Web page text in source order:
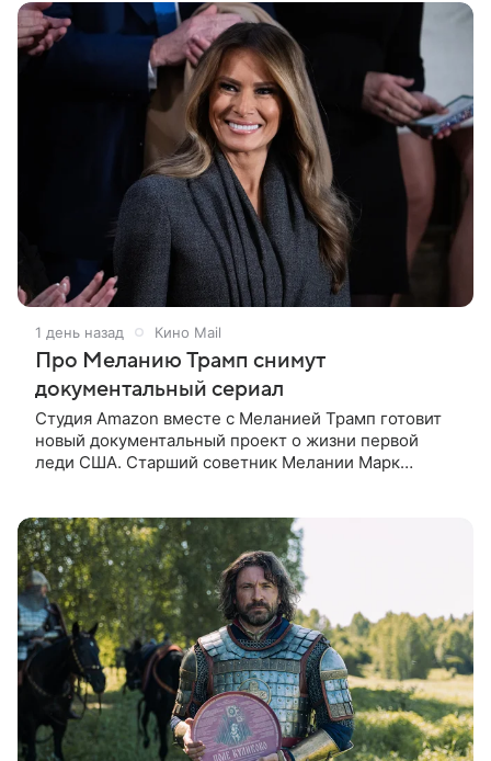
1 день назад Кино Mail
Про Меланию Трамп снимут
документальный сериал
Студия Amazon вместе с Меланией Трамп готовит
новый документальный проект о жизни первой
леди США. Старший советник Мелании Марк